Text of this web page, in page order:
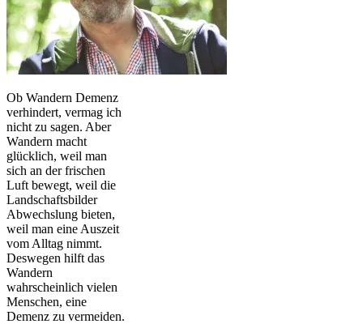
Ob Wandern Demenz
verhindert, vermag ich
nicht zu sagen. Aber
Wandern macht
glücklich, weil man
sich an der frischen
Luft bewegt, weil die
Landschaftsbilder
Abwechslung bieten,
weil man eine Auszeit
vom Alltag nimmt.
Deswegen hilft das
Wandern
wahrscheinlich vielen
Menschen, eine
Demenz zu vermeiden.